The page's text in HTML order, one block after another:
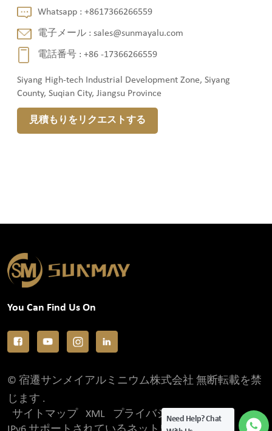
Whatsapp :+8617366266559
電子メール :sales@sunmayalu.com
電話番号 :+86 -17366266559
Siyang High-tech Industrial Development Zone, Siyang
County, Suqian City, Jiangsu Province
見積もりをリクエストする
You Can Find Us On
© 宿遷サンメイアルミニウム株式会社 無断転載を禁
じます .
サイトマップ
XML
プライバシーポリシー
Need Help? Chat